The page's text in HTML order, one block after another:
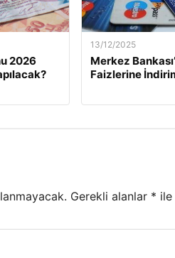
2026
13/12/2025
Merkez
Faizlerine
Gerekli alanlar *